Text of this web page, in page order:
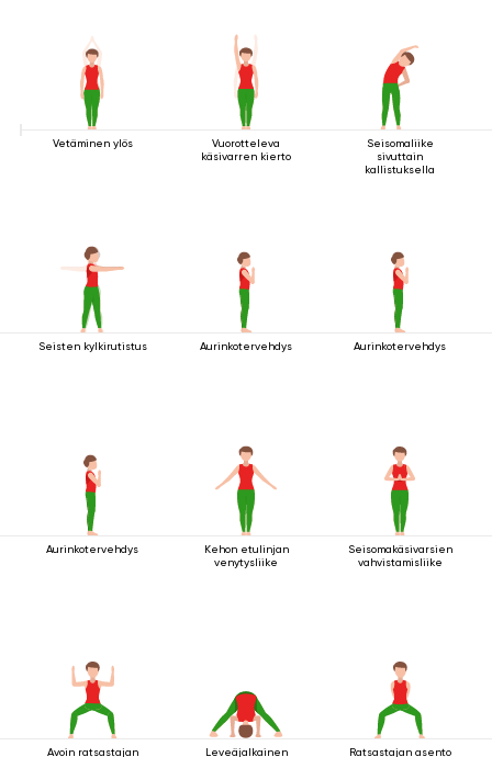
Vetäminen ylös
Vuorotteleva
käsivarren kierto
Seisomaliike
sivuttain
kallistuksella
Seisten kylkirutistus Aurinkotervehdys Aurinkotervehdys
Aurinkotervehdys
Kehon etulinjan
venytysliike
Seisomakäsivarsien
vahvistamisliike
Avoin ratsastajan Leveäjalkainen Ratsastajan asento